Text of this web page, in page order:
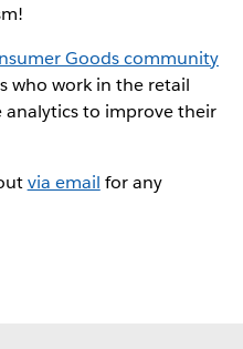
Goods community
who work in the retail
analytics to improve their
via email for any